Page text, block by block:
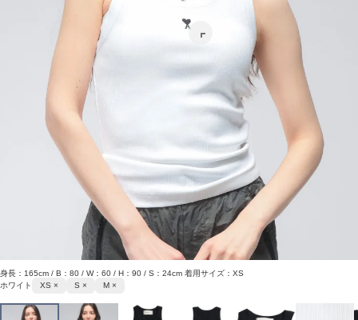
身長：165cm / B：80 / W：60 / H：90 / S：24cm 着用サイズ：XS
ホワイト
XS × S × M ×